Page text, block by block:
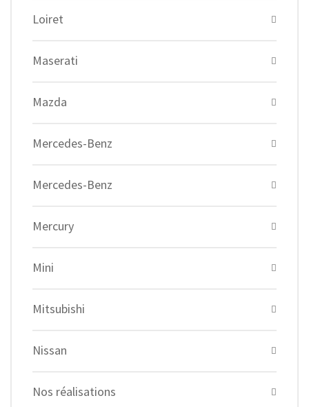
Loiret
Maserati
Mazda
Mercedes-Benz
Mercedes-Benz
Mercury
Mini
Mitsubishi
Nissan
Nos réalisations